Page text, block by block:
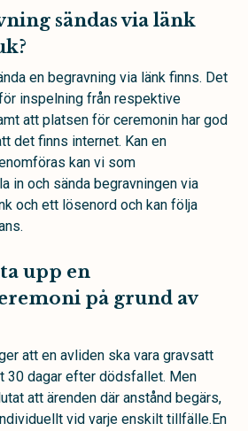
sändas via länk
en begravning via länk finns. Det
inspelning från respektive
att platsen för ceremonin har god
det finns internet. Kan en
kan vi som
in och sända begravningen via
och ett lösenord och kan följa
upp en
på grund av
att en avliden ska vara gravsatt
30 dagar efter dödsfallet. Men
att ärenden där anstånd begärs,
vid varje enskilt tillfälle.En